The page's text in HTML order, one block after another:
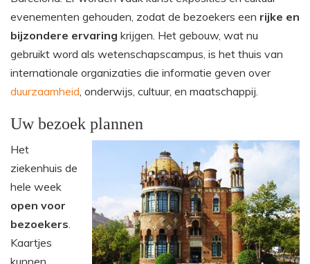
evenementen gehouden, zodat de bezoekers een rijke en
bijzondere ervaring krijgen. Het gebouw, wat nu
gebruikt word als wetenschapscampus, is het thuis van
internationale organizaties die informatie geven over
duurzaamheid, onderwijs, cultuur, en maatschappij.
Uw bezoek plannen
Het
ziekenhuis de
hele week
open voor
bezoekers.
Kaartjes